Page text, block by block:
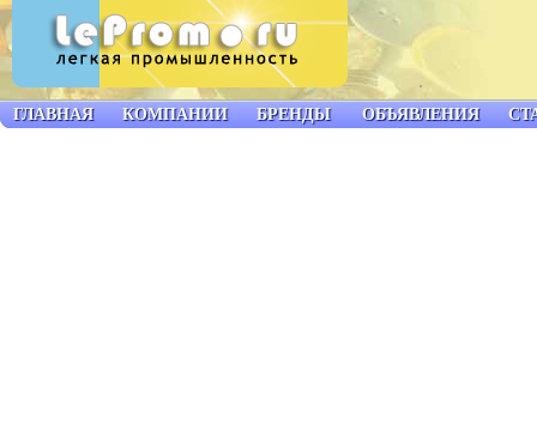
ГЛАВНАЯ КОМПАНИИ БРЕНДЫ ОБЪЯВЛЕНИЯ